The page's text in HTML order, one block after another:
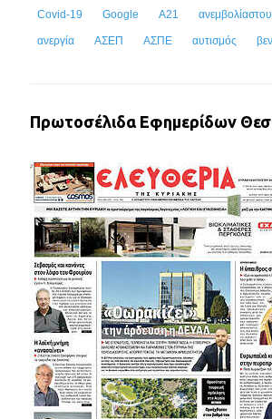
Covid-19 Google Α21
ανεργία ΑΣΕΠ ΑΣΠΕ αυτισμός
Πρωτοσέλιδα Εφημερίδων